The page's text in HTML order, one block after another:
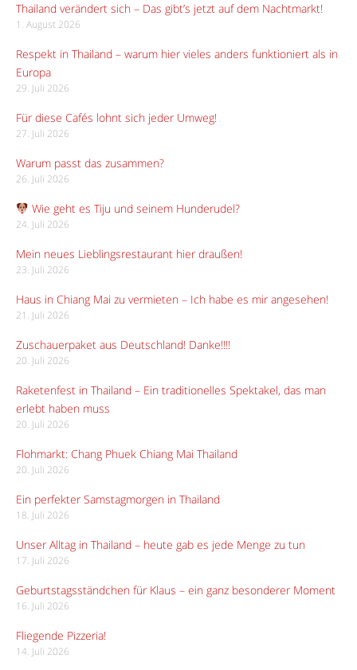
Thailand verändert sich – Das gibt’s jetzt auf dem Nachtmarkt!
1. August 2026
Respekt in Thailand – warum hier vieles anders funktioniert als in
Europa
29. Juli 2026
Für diese Cafés lohnt sich jeder Umweg!
27. Juli 2026
Warum passt das zusammen?
26. Juli 2026
Wie geht es Tiju und seinem Hunderudel?
24. Juli 2026
Mein neues Lieblingsrestaurant hier draußen!
23. Juli 2026
Haus in Chiang Mai zu vermieten – Ich habe es mir angesehen!
21. Juli 2026
Zuschauerpaket aus Deutschland! Danke!!!!
20. Juli 2026
Raketenfest in Thailand – Ein traditionelles Spektakel, das man
erlebt haben muss
20. Juli 2026
Flohmarkt: Chang Phuek Chiang Mai Thailand
20. Juli 2026
Ein perfekter Samstagmorgen in Thailand
18. Juli 2026
Unser Alltag in Thailand – heute gab es jede Menge zu tun
17. Juli 2026
Geburtstagsständchen für Klaus – ein ganz besonderer Moment
16. Juli 2026
Fliegende Pizzeria!
14. Juli 2026